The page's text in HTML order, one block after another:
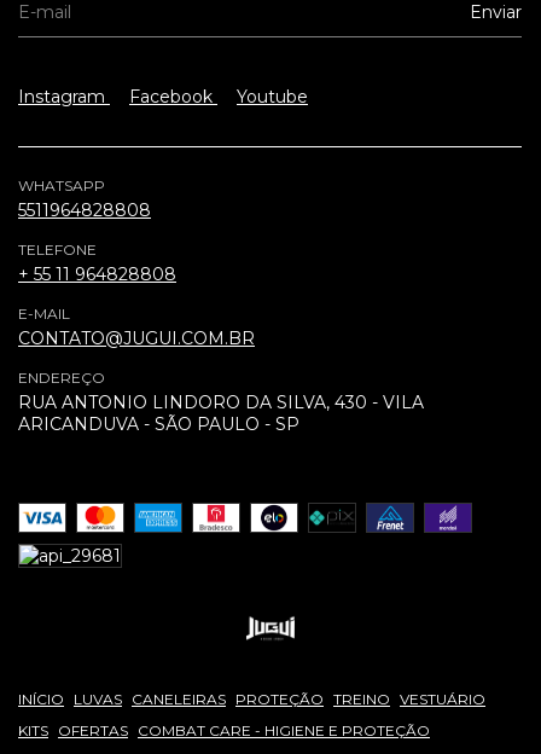
Instagram Facebook Youtube
WHATSAPP
5511964828808
TELEFONE
+ 55 11 964828808
E-MAIL
CONTATO@JUGUI.COM.BR
ENDEREÇO
RUA ANTONIO LINDORO DA SILVA, 430 - VILA
ARICANDUVA - SÃO PAULO - SP
INÍCIO LUVAS CANELEIRAS PROTEÇÃO TREINO VESTUÁRIO
KITS OFERTAS COMBAT CARE - HIGIENE E PROTEÇÃO